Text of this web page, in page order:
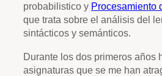
probabilistico y Procesamiento
que trata sobre el análisis del
sintácticos y semánticos.
Durante los dos primeros años
asignaturas que se me han